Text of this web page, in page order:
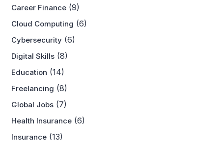
Career Finance (9)
Cloud Computing (6)
Cybersecurity (6)
Digital Skills (8)
Education (14)
Freelancing (8)
Global Jobs (7)
Health Insurance (6)
Insurance (13)